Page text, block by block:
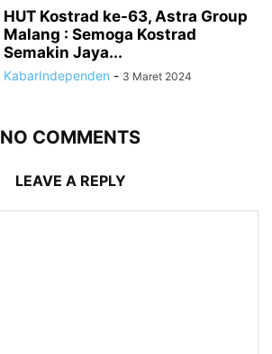
HUT Kostrad ke-63, Astra Group
Malang : Semoga Kostrad
Semakin Jaya...
KabarIndependen - 3 Maret 2024
NO COMMENTS
LEAVE A REPLY